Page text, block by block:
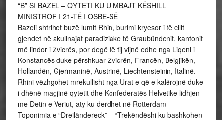
“B” SI BAZEL – QYTETI KU U MBAJT KËSHILLI
MINISTROR I 21-TË I OSBE-SË
Bazeli shtrihet buzë lumit Rhin, burimi kryesor i të cilit
gjendet në akullnajat paradiziake të Graubündenit, kantonit
më lindor i Zvicrës, por degë të tij vijnë edhe nga Liqeni i
Konstancës duke përshkuar Zvicrën, Francën, Belgjikën,
Hollandën, Gjermaninë, Austrinë, Liechtensteinin, Italinë.
Rhini vëzhgohet mrekullisht nga Urat e që e kalërojnë duke
i dhënë magjinë qytetit dhe Konfederatës Helvetike lidhjen
me Detin e Veriut, aty ku derdhet në Rotterdam.
Toponimia e “Dreiländereck” – “Trekëndëshi ku bashkohen